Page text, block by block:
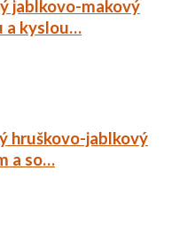
jablkovo-makový
a kyslou…
hruškovo-jablkový
a so…